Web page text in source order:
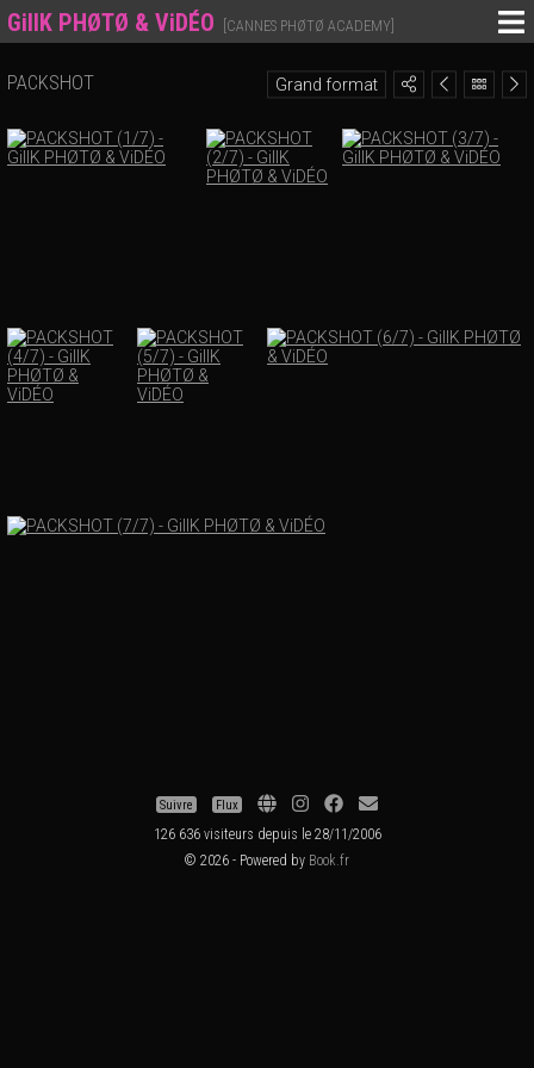
GillK PHØTØ & ViDÉO [CANNES PHØTØ ACADEMY]
Grand format
PACKSHOT
Suivre Flux
126 636 visiteurs depuis le 28/11/2006
© 2026 - Powered by Book.fr